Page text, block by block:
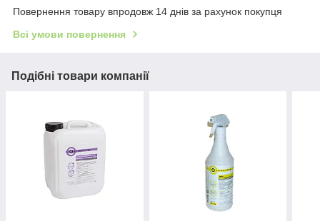
Повернення товару впродовж 14 днів за рахунок покупця
Всі умови повернення
Подібні товари компанії